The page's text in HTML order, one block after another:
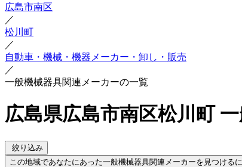
広島市南区
／
松川町
／
自動車・機械・機器メーカー・卸し・販売
／
一般機械器具関連メーカーの一覧
広島県広島市南区松川町
絞り込み
この地域であなたにあった一般機械器具関連メーカーを見つける